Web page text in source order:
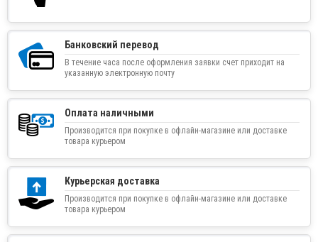
Банковский перевод
В течение часа после оформления заявки счет приходит на
указанную электронную почту
Оплата наличными
Производится при покупке в офлайн-магазине или доставке
товара курьером
Курьерская доставка
Производится при покупке в офлайн-магазине или доставке
товара курьером